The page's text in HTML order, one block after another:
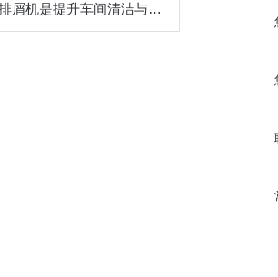
机床自动排屑机是提升车间清洁与效率的设备